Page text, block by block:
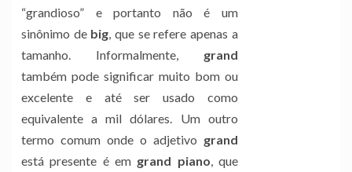
“grandioso” e portanto não é um
sinônimo de big, que se refere apenas a
tamanho. Informalmente, grand
também pode significar muito bom ou
excelente e até ser usado como
equivalente a mil dólares. Um outro
termo comum onde o adjetivo grand
está presente é em grand piano, que